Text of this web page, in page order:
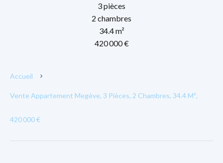
3 pièces
2 chambres
34.4 m²
420 000 €
Accueil
Vente Appartement Megève, 3 Pièces, 2 Chambres, 34.4 M²,
420 000 €